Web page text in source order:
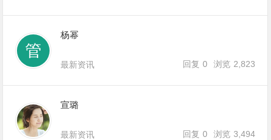
杨幂
最新资讯 回复 0 浏览 2,823
宣璐
最新资讯 回复 0 浏览 3,494